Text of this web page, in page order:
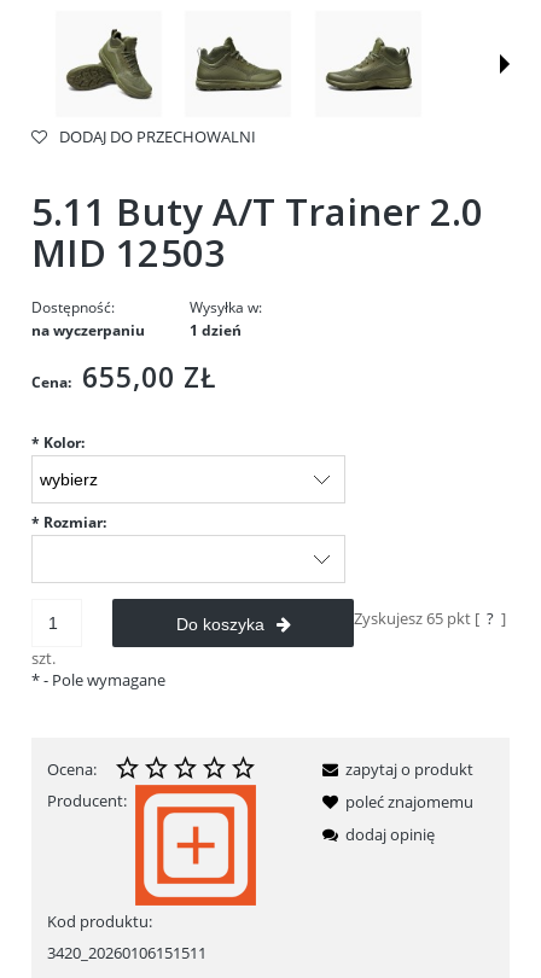
DODAJ DO PRZECHOWALNI
5.11 Buty A/T Trainer 2.0
MID 12503
Dostępność:
na wyczerpaniu
Wysyłka w:
1 dzień
Cena: 655,00 ZŁ
* Kolor:
* Rozmiar:
szt.
Do koszyka Zyskujesz65 pkt [ ? ]
*- Pole wymagane
Ocena:
Producent:
Kod produktu:
3420_20260106151511
zapytaj o produkt
poleć znajomemu
dodaj opinię